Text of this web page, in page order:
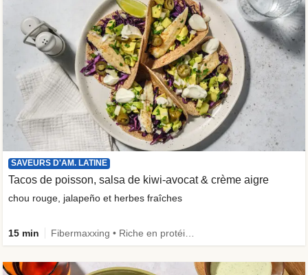
SAVEURS D'AM. LATINE
Tacos de poisson, salsa de kiwi-avocat & crème aigre
chou rouge, jalapeño et herbes fraîches
15 min